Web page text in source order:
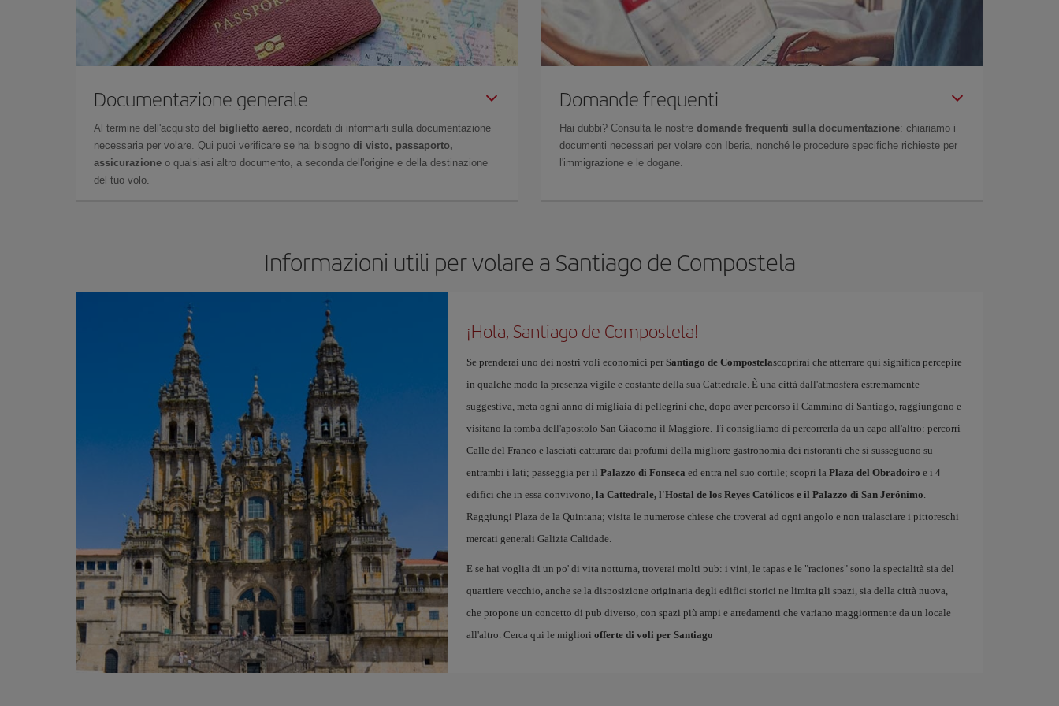
Documentazione generale
Al termine dell'acquisto del biglietto aereo, ricordati di informarti sulla documentazione
necessaria per volare. Qui puoi verificare se hai bisogno di visto, passaporto,
assicurazione o qualsiasi altro documento, a seconda dell'origine e della destinazione
del tuo volo.
Domande frequenti
Hai dubbi? Consulta le nostre domande frequenti sulla documentazione: chiariamo i
documenti necessari per volare con Iberia, nonché le procedure specifiche richieste per
l'immigrazione e le dogane.
Informazioni utili per volare a Santiago de Compostela
¡Hola, Santiago de Compostela!
Se prenderai uno dei nostri voli economici per Santiago de Compostelascoprirai che atterrare qui significa percepire
in qualche modo la presenza vigile e costante della sua Cattedrale. È una città dall'atmosfera estremamente
suggestiva, meta ogni anno di migliaia di pellegrini che, dopo aver percorso il Cammino di Santiago, raggiungono e
visitano la tomba dell'apostolo San Giacomo il Maggiore. Ti consigliamo di percorrerla da un capo all'altro: percorri
Calle del Franco e lasciati catturare dai profumi della migliore gastronomia dei ristoranti che si susseguono su
entrambi i lati; passeggia per il Palazzo di Fonseca ed entra nel suo cortile; scopri la Plaza del Obradoiro e i 4
edifici che in essa convivono, la Cattedrale, l'Hostal de los Reyes Católicos e il Palazzo di San Jerónimo.
Raggiungi Plaza de la Quintana; visita le numerose chiese che troverai ad ogni angolo e non tralasciare i pittoreschi
mercati generali Galizia Calidade.
E se hai voglia di un po' di vita notturna, troverai molti pub: i vini, le tapas e le "raciones" sono la specialità sia del
quartiere vecchio, anche se la disposizione originaria degli edifici storici ne limita gli spazi, sia della città nuova,
che propone un concetto di pub diverso, con spazi più ampi e arredamenti che variano maggiormente da un locale
all'altro. Cerca qui le migliori offerte di voli per Santiago